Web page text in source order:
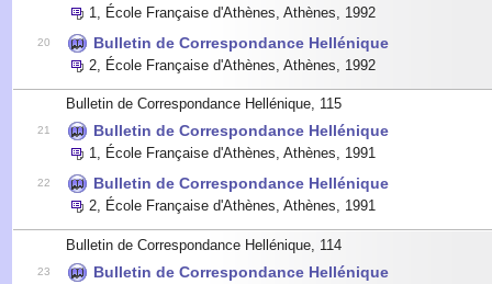
1 École Française d'Athènes, Athènes 1992
20 Bulletin de Correspondance Hellénique
2 École Française d'Athènes, Athènes 1992
Bulletin de Correspondance Hellénique, 115
21 Bulletin de Correspondance Hellénique
1, École Française d'Athènes, Athènes, 1991
22 Bulletin de Correspondance Hellénique
2, École Française d'Athènes, Athènes, 1991
Bulletin de Correspondance Hellénique, 114
23 Bulletin de Correspondance Hellénique